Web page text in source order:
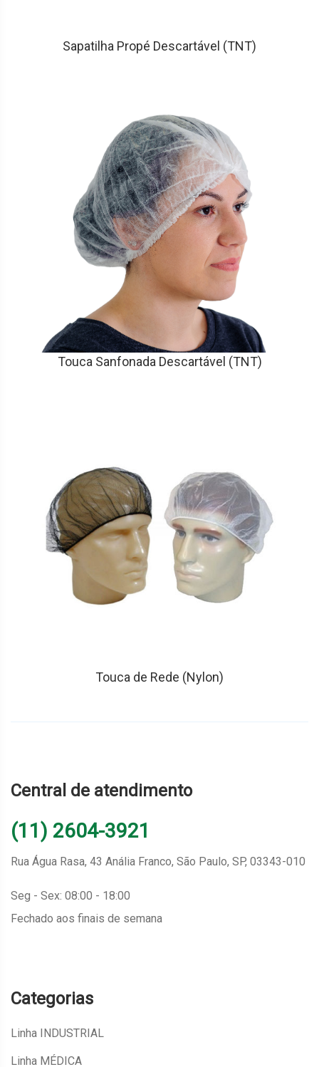
Sapatilha Propé Descartável (TNT)
Touca Sanfonada Descartável (TNT)
Touca de Rede (Nylon)
Central de atendimento
(11) 2604-3921
Rua Água Rasa, 43 Anália Franco, São Paulo, SP, 03343-010
Seg - Sex: 08:00 - 18:00
Fechado aos finais de semana
Categorias
Linha INDUSTRIAL
Linha MÉDICA